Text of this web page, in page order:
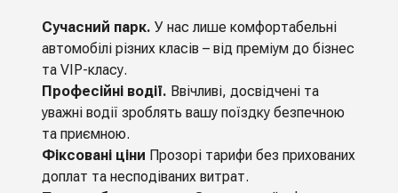
Сучасний парк. У нас лише комфортабельні
автомобілі різних класів – від преміум до бізнес
та VIP-класу.
Професійні водії. Ввічливі, досвідчені та
уважні водії зроблять вашу поїздку безпечною
та приємною.
Фіксовані ціни Прозорі тарифи без прихованих
доплат та несподіваних витрат.